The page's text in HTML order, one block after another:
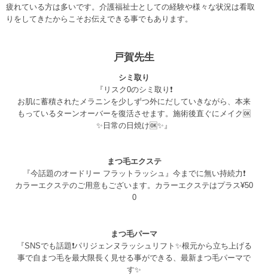
疲れている方は多いです。介護福祉士としての経験や様々な状況は看取
りをしてきたからこそお伝えできる事でもあります。
戸賀先生
シミ取り
『リスク0のシミ取り❗️
お肌に蓄積されたメラニンを少しずつ外にだしていきながら、本来
もっているターンオーバーを復活させます。施術後直ぐにメイク🆗
✨日常の日焼け🆗✨』
まつ毛エクステ
『今話題のオードリー フラットラッシュ』今までに無い持続力❗️
カラーエクステのご用意もございます。カラーエクステはプラス¥50
0
まつ毛パーマ
『SNSでも話題❗️パリジェンヌラッシュリフト✨根元から立ち上げる
事で自まつ毛を最大限長く見せる事ができる、最新まつ毛パーマで
す✨